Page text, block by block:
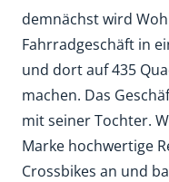
demnächst wird
Fahrradgeschäft in
und dort auf 435
machen. Das
mit seiner Tochter.
Marke hochwertige
Crossbikes an und